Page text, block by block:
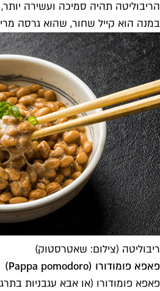
הריבוליטה תהיה סמיכה ועשירה
במנה הוא קייל שחור, שהוא גרסה
ריבוליטה (צילום: שאטרסטוק)
פאפא פומודורו (Pappa pomodoro
)
פאפא פומודורו (או אבא עגבניות